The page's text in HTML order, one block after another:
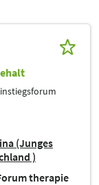
(Junges
)
therapie